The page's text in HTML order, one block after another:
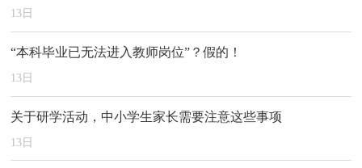
13日
“本科毕业已无法进入教师岗位”？假的！
13日
关于研学活动，中小学生家长需要注意这些事项
13日